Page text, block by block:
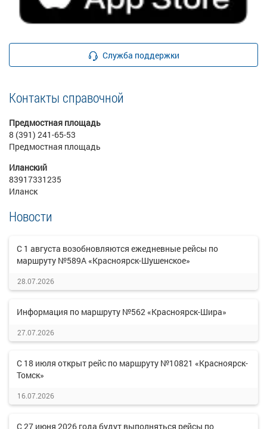
Служба поддержки
Контакты справочной
Предмостная площадь
8 (391) 241-65-53
Предмостная площадь
Иланский
83917331235
Иланск
Новости
С 1 августа возобновляются ежедневные рейсы по
маршруту №589А «Красноярск-Шушенское»
28.07.2026
Информация по маршруту №562 «Красноярск-Шира»
27.07.2026
С 18 июля открыт рейс по маршруту №10821 «Красноярск-
Томск»
16.07.2026
С 27 июня 2026 года будут выполняться рейсы по